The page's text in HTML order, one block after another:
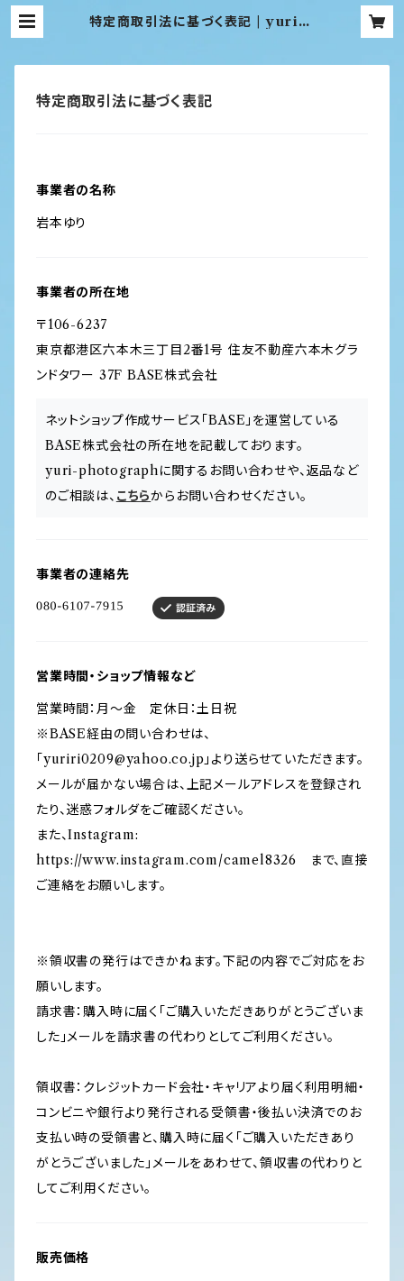
特定商取引法に基づく表記 | yuri-p
特定商取引法に基づく表記
事業者の名称
岩本ゆり
事業者の所在地
〒106-6237
東京都港区六本木三丁目2番1号 住友不動産六本木グラ
ンドタワー 37F BASE株式会社
ネットショップ作成サービス「BASE」を運営している
BASE株式会社の所在地を記載しております。
yuri-photographに関するお問い合わせや、返品など
のご相談は、 こちらからお問い合わせください。
事業者の連絡先
営業時間・ショップ情報など
営業時間：月〜金 定休日：土日祝
※BASE経由の問い合わせは、
「yuriri0209@yahoo.co.jp 」より送らせていただきます。
メールが届かない場合は、上記メールアドレスを登録され
たり、迷惑フォルダをご確認ください。
また、Instagram:
https://www.instagram.com/camel8326 まで、直接
ご連絡をお願いします。
※領収書の発行はできかねます。下記の内容でご対応をお
願いします。
請求書：購入時に届く「ご購入いただきありがとうございま
した」メールを請求書の代わりとしてご利用ください。
領収書：クレジットカード会社・キャリアより届く利用明細・
コンビニや銀行より発行される受領書・後払い決済でのお
支払い時の受領書と、購入時に届く「ご購入いただきあり
がとうございました」メールをあわせて、領収書の代わりと
してご利用ください。
販売価格